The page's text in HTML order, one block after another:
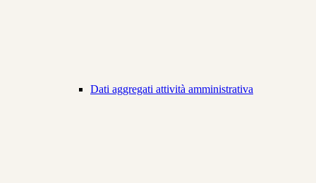
Dati aggregati attività amministrativa